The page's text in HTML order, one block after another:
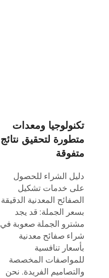
تكنولوجيا ومعدات
متطورة لتحقيق نتائج
متفوقة
دليل الشراء للحصول
على خدمات تشكيل
الصفائح المعدنية الدقيقة
بسعر الجملة: قد يجد
مشترو الجملة صعوبة في
شراء صفائح معدنية
بأسعار تنافسية
للمواصفات المخصصة
والتصاميم الفريدة. نحن